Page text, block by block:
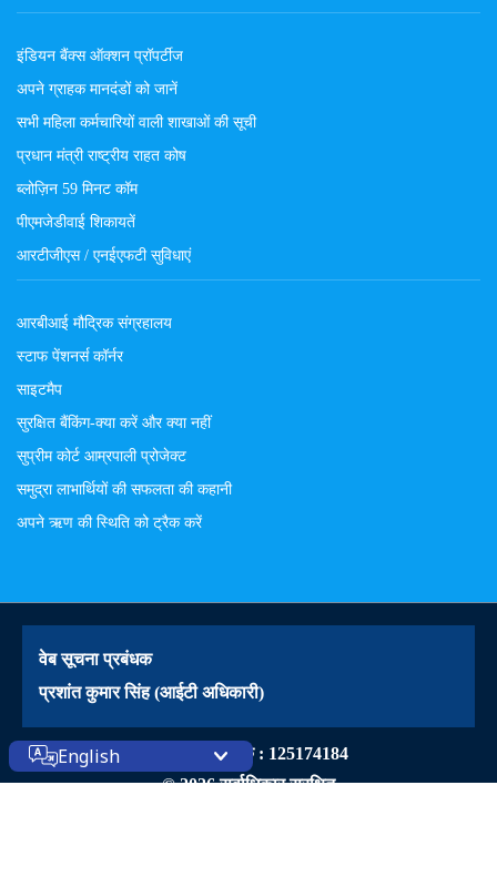
इंडियन बैंक्स ऑक्शन प्रॉपर्टीज
अपने ग्राहक मानदंडों को जानें
सभी महिला कर्मचारियों वाली शाखाओं की सूची
प्रधान मंत्री राष्ट्रीय राहत कोष
ब्लोज़िन 59 मिनट कॉम
पीएमजेडीवाई शिकायतें
आरटीजीएस / एनईएफटी सुविधाएं
आरबीआई मौद्रिक संग्रहालय
स्टाफ पेंशनर्स कॉर्नर
साइटमैप
सुरक्षित बैंकिंग-क्या करें और क्या नहीं
सुप्रीम कोर्ट आम्रपाली प्रोजेक्ट
समुद्रा लाभार्थियों की सफलता की कहानी
अपने ऋण की स्थिति को ट्रैक करें
वेब सूचना प्रबंधक
प्रशांत कुमार सिंह (आईटी अधिकारी)
वेबसाइट आंगतुक : 125174184
© 2026 सर्वाधिकार सुरक्षित
English